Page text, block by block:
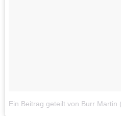
Ein Beitrag geteilt von Burr Martin